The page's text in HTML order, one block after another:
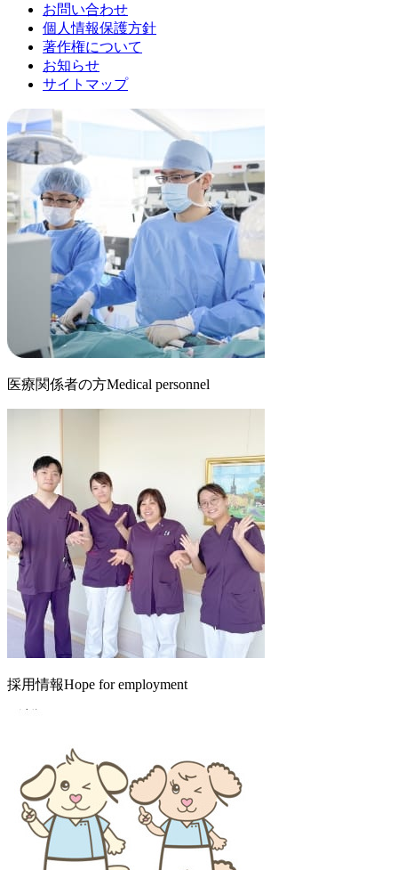
お問い合わせ
個人情報保護方針
著作権について
お知らせ
サイトマップ
医療関係者の⽅Medical personnel
採⽤情報Hope for employment